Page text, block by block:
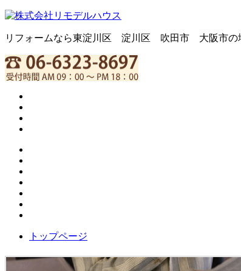
リフォームなら東淀川区 淀川区 吹田市 大阪市の
トップページ